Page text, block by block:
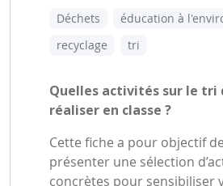
Déchets
éducation à
recyclage
tri
Quelles activités sur le tri
réaliser en classe ?
Cette fiche a pour objectif
présenter une sélection
concrètes pour sensibiliser